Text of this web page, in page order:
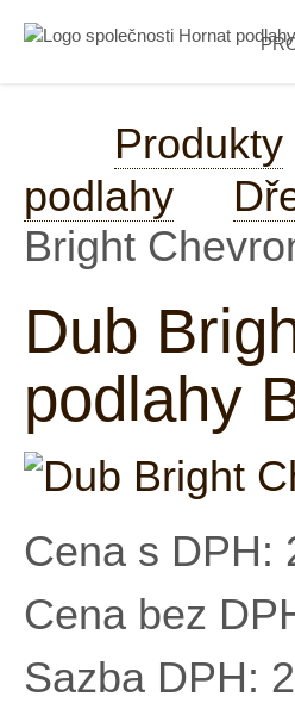
Produkty
podlahy
Bright
Dub
podlahy
Cena s DPH:
Cena bez
Sazba DPH: